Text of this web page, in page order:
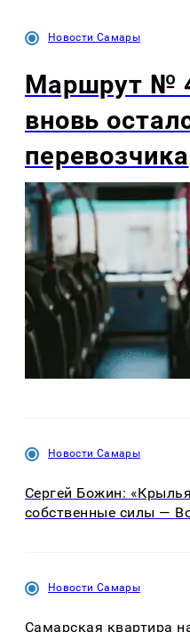
Новости Самары
Маршрут №
вновь
перевозчика
Новости Самары
Сергей Божин:
собственные силы —
Новости Самары
Самарская квартира